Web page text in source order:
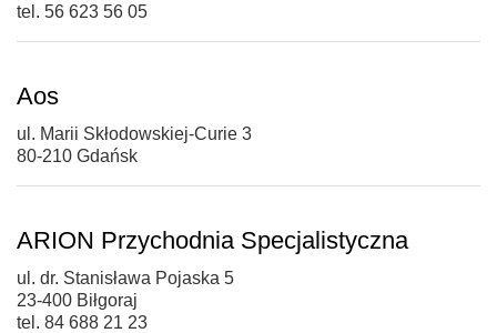
tel. 56 623 56 05
Aos
ul. Marii Skłodowskiej-Curie 3
80-210 Gdańsk
ARION Przychodnia Specjalistyczna
ul. dr. Stanisława Pojaska 5
23-400 Biłgoraj
tel. 84 688 21 23